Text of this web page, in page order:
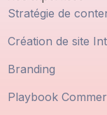
Stratégie de
Création de site
Branding
Playbook